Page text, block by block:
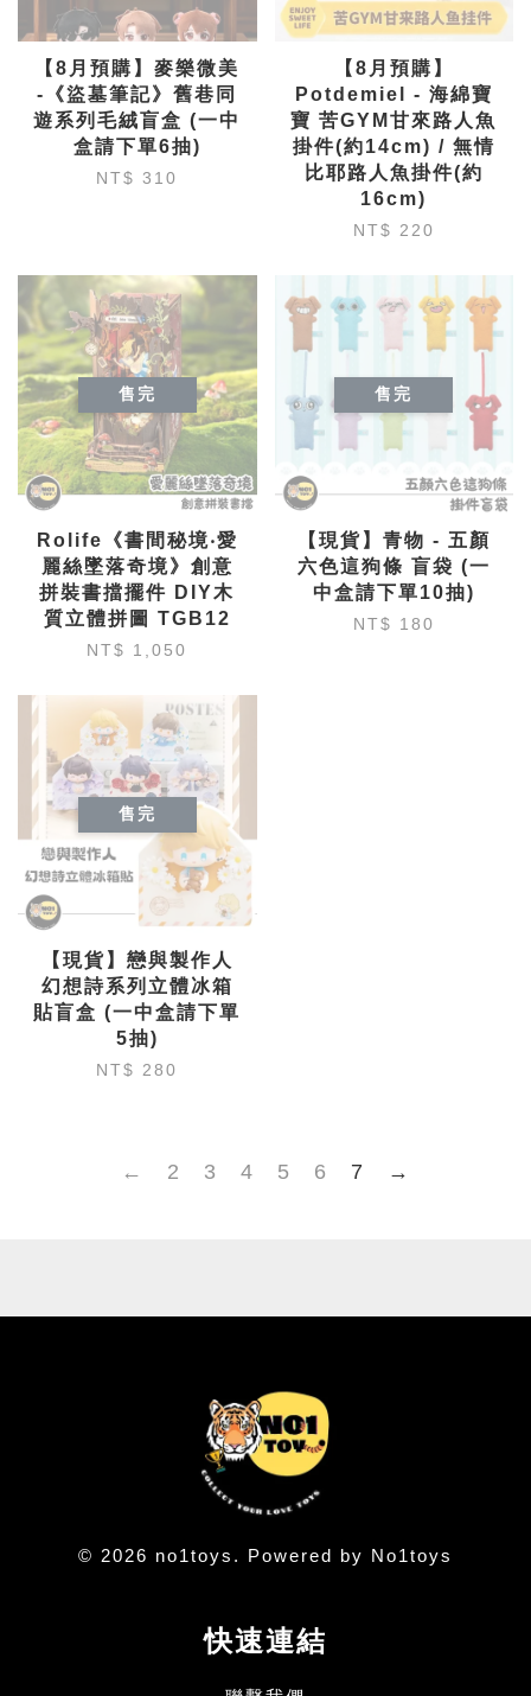
【8月預購】麥樂微美
-《盜墓筆記》舊巷同
遊系列毛絨盲盒 (一中
盒請下單6抽)
NT$ 310
【8月預購】
Potdemiel - 海綿寶
寶 苦GYM甘來路人魚
掛件(約14cm) / 無情
比耶路人魚掛件(約
16cm)
NT$ 220
售完
Rolife《書間秘境‧愛
麗絲墜落奇境》創意
拼裝書擋擺件 DIY木
質立體拼圖 TGB12
NT$ 1,050
售完
【現貨】青物 - 五顏
六色這狗條 盲袋 (一
中盒請下單10抽)
NT$ 180
售完
【現貨】戀與製作人
幻想詩系列立體冰箱
貼盲盒 (一中盒請下單
5抽)
NT$ 280
← 2 3 4 5 6 7 →
© 2026 no1toys. Powered by No1toys
快速連結